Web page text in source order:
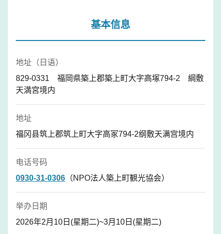
基本信息
地址（日语）
829-0331 福岡県築上郡築上町大字高塚794-2 綱敷
天満宮境内
地址
福冈县筑上郡筑上町大字高冢794-2纲敷天满宫境内
电话号码
0930-31-0306 （NPO法人築上町観光協会）
举办日期
2026年2月10日(星期二)~3月10日(星期二)